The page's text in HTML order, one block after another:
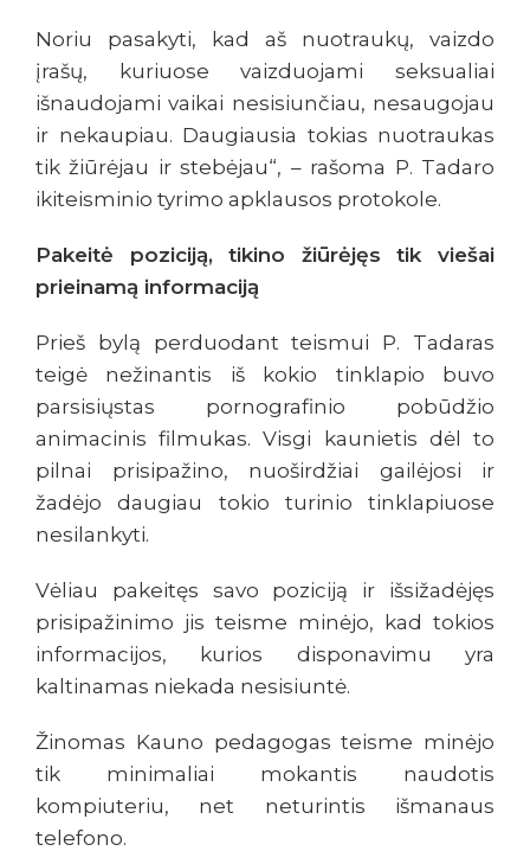
Noriu pasakyti, kad aš nuotraukų, vaizdo
įrašų, kuriuose vaizduojami seksualiai
išnaudojami vaikai nesisiunčiau, nesaugojau
ir nekaupiau. Daugiausia tokias nuotraukas
tik žiūrėjau ir stebėjau“, – rašoma P. Tadaro
ikiteisminio tyrimo apklausos protokole.
Pakeitė poziciją, tikino žiūrėjęs tik viešai
prieinamą informaciją
Prieš bylą perduodant teismui P. Tadaras
teigė nežinantis iš kokio tinklapio buvo
parsisiųstas pornografinio pobūdžio
animacinis filmukas. Visgi kaunietis dėl to
pilnai prisipažino, nuoširdžiai gailėjosi ir
žadėjo daugiau tokio turinio tinklapiuose
nesilankyti.
Vėliau pakeitęs savo poziciją ir išsižadėjęs
prisipažinimo jis teisme minėjo, kad tokios
informacijos, kurios disponavimu yra
kaltinamas niekada nesisiuntė.
Žinomas Kauno pedagogas teisme minėjo
tik minimaliai mokantis naudotis
kompiuteriu, net neturintis išmanaus
telefono.